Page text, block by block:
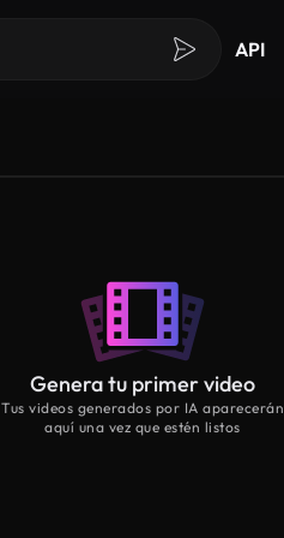
API
Genera tu primer video
Tus videos generados por IA aparecerán
aquí una vez que estén listos